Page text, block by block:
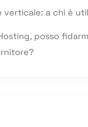
verticale: a chi è
posso